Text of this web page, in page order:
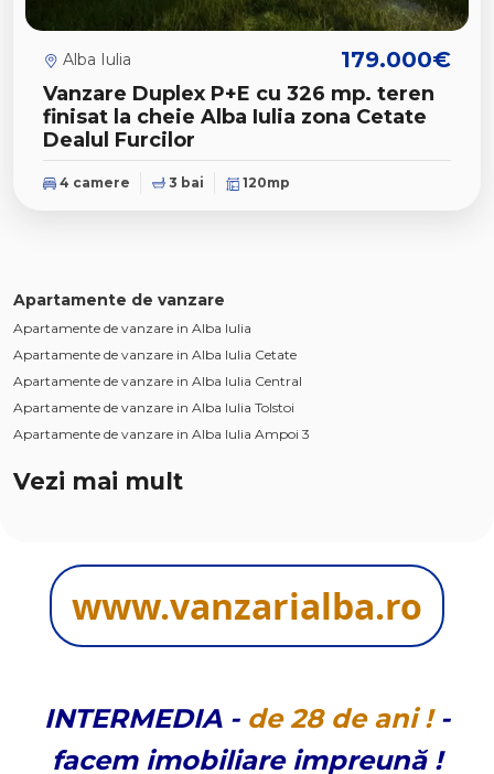
Vanzare Duplex P+E cu 326 mp. teren
finisat la cheie Alba Iulia zona Cetate
Dealul Furcilor
Alba Iulia 179.000€
4 camere 3 bai 120mp
Apartamente de vanzare
Apartamente de vanzare in Alba Iulia
Apartamente de vanzare in Alba Iulia Cetate
Apartamente de vanzare in Alba Iulia Central
Apartamente de vanzare in Alba Iulia Tolstoi
Apartamente de vanzare in Alba Iulia Ampoi 3
Apartamente de vanzare in Sebes
Apartamente de vanzare in Alba Iulia Est
Case de vanzare
Case de vanzare in Alba Iulia
Case de vanzare in Alba Iulia Cetate
Case de vanzare in Alba Iulia Ampoi 3
Case de vanzare in Alba Iulia Est
Vezi mai mult
www.vanzarialba.ro
INTERMEDIA- de28 de ani !-
facem imobiliare impreună !